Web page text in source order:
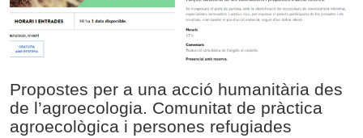
Propostes per a una acció humanitària des
de l’agroecologia. Comunitat de pràctica
agroecològica i persones refugiades